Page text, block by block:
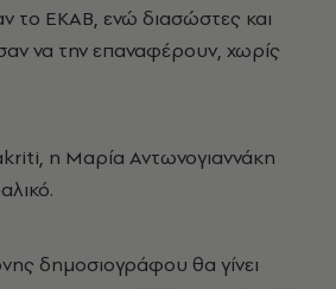
το ΕΚΑΒ, ενώ διασώστες και
να την επαναφέρουν, χωρίς
η Μαρία Αντωνογιαννάκη
δημοσιογράφου θα γίνει